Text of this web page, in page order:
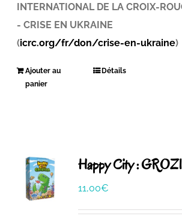
INTERNATIONAL DE LA CROIX-
- CRISE EN UKRAINE
(icrc.org/fr/don/crise-en-ukraine)
Ajouter au
panier
Détails
Happy City :
11,00€